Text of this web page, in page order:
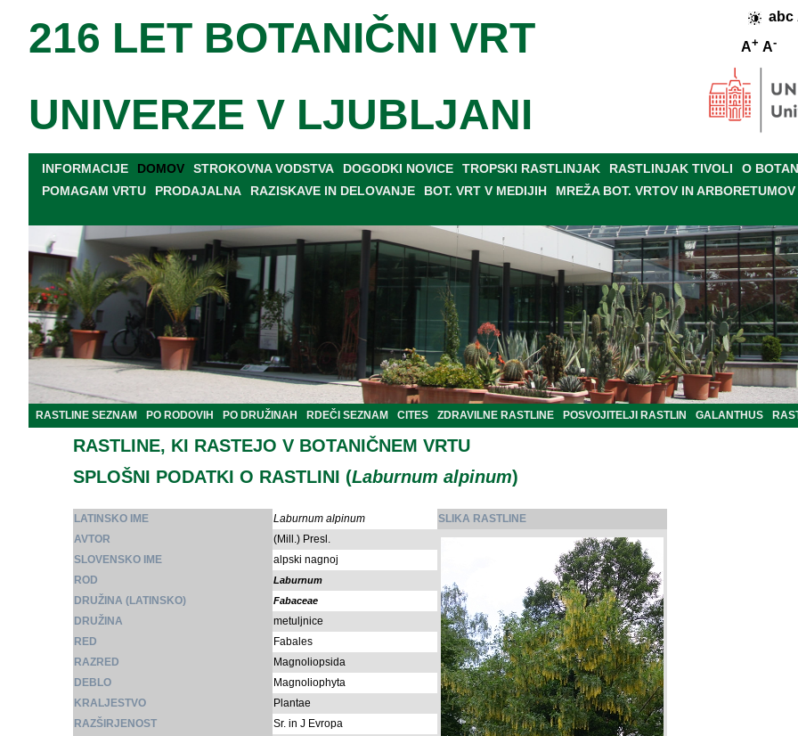
abc
A+ A-
216 LET BOTANIČNI VRT
UNIVERZE V LJUBLJANI
INFORMACIJE DOMOV STROKOVNA VODSTVA DOGODKI NOVICE TROPSKI RASTLINJAK RASTLINJAK TIVOLI O
POMAGAM VRTU
PRODAJALNA RAZISKAVE IN DELOVANJE BOT. VRT V MEDIJIH MREŽA BOT. VRTOV IN ARBORETUMOV
RASTLINE SEZNAM PO RODOVIH PO DRUŽINAH RDEČI SEZNAM CITES ZDRAVILNE RASTLINE POSVOJITELJI RASTLIN GALANTHUS
RASTLINE, KI RASTEJO V BOTANIČNEM VRTU
SPLOŠNI PODATKI O RASTLINI (Laburnum alpinum)
LATINSKO IME
Laburnum alpinum
AVTOR
(Mill.) Presl.
SLOVENSKO IME
alpski nagnoj
ROD
Laburnum
DRUŽINA (LATINSKO) Fabaceae
DRUŽINA
metuljnice
RED
Fabales
RAZRED
Magnoliopsida
DEBLO
Magnoliophyta
KRALJESTVO
Plantae
RAZŠIRJENOST
Sr. in J Evropa
SLIKA RASTLINE